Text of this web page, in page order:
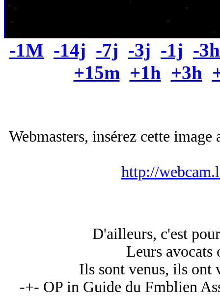
-1M -14j -7j -3j -1j -3h
+15m +1h +3h
Webmasters, insérez cette
http://
D'ailleurs, c'est
Leurs
Ils sont venus, ils ont
-+- OP in Guide du Fmblien